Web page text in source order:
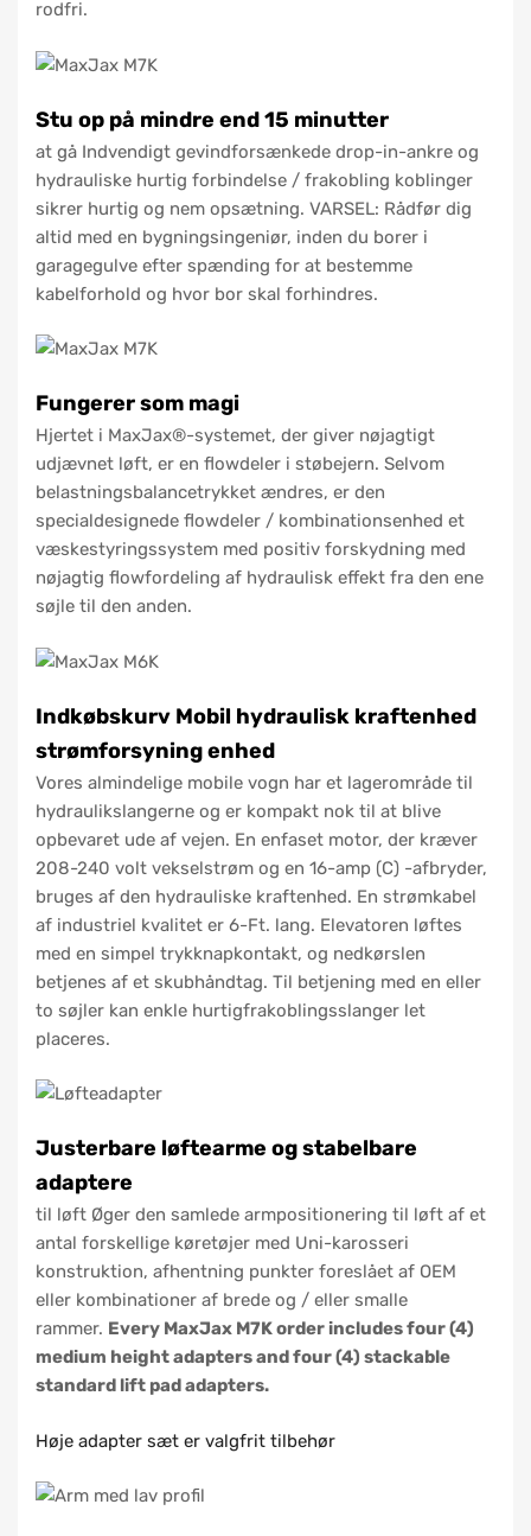
rodfri.
Stu op på mindre end 15 minutter
at gå Indvendigt gevindforsænkede drop-in-ankre og
hydrauliske hurtig forbindelse / frakobling koblinger
sikrer hurtig og nem opsætning. VARSEL: Rådfør dig
altid med en bygningsingeniør, inden du borer i
garagegulve efter spænding for at bestemme
kabelforhold og hvor bor skal forhindres.
Fungerer som magi
Hjertet i MaxJax®-systemet, der giver nøjagtigt
udjævnet løft, er en flowdeler i støbejern. Selvom
belastningsbalancetrykket ændres, er den
specialdesignede flowdeler / kombinationsenhed et
væskestyringssystem med positiv forskydning med
nøjagtig flowfordeling af hydraulisk effekt fra den ene
søjle til den anden.
Indkøbskurv Mobil hydraulisk kraftenhed
strømforsyning enhed
Vores almindelige mobile vogn har et lagerområde til
hydraulikslangerne og er kompakt nok til at blive
opbevaret ude af vejen. En enfaset motor, der kræver
208-240 volt vekselstrøm og en 16-amp (C) -afbryder,
bruges af den hydrauliske kraftenhed. En strømkabel
af industriel kvalitet er 6-Ft. lang. Elevatoren løftes
med en simpel trykknapkontakt, og nedkørslen
betjenes af et skubhåndtag. Til betjening med en eller
to søjler kan enkle hurtigfrakoblingsslanger let
placeres.
Justerbare løftearme og stabelbare
adaptere
til løft Øger den samlede armpositionering til løft af et
antal forskellige køretøjer med Uni-karosseri
konstruktion, afhentning punkter foreslået af OEM
eller kombinationer af brede og / eller smalle
rammer. Every MaxJax M7K order includes four (4)
medium height adapters and four (4) stackable
standard lift pad adapters.
Høje adapter sæt er valgfrit tilbehør